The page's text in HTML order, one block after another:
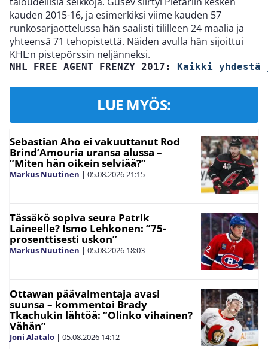
kauden 2015-16, ja esimerkiksi viime kauden 57
runkosarjaottelussa hän saalisti tililleen 24 maalia ja
yhteensä 71 tehopistettä. Näiden avulla hän sijoittui
KHL:n pistepörssin neljänneksi.
NHL FREE AGENT FRENZY 2017: Kaikki yhdestä
LUE MYÖS:
Sebastian Aho ei vakuuttanut Rod
Brind’Amouria uransa alussa –
”Miten hän oikein selviää?”
Markus Nuutinen | 05.08.202621:15
Tässäkö sopiva seura Patrik
Laineelle? Ismo Lehkonen: ”75-
prosenttisesti uskon”
Markus Nuutinen | 05.08.2026 18:03
Ottawan päävalmentaja avasi
suunsa – kommentoi Brady
Tkachukin lähtöä: ”Olinko vihainen?
Vähän”
Joni Alatalo | 05.08.2026 14:12